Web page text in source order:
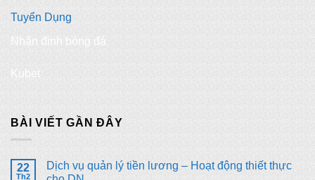
Tuyển Dụng
Nhận định bóng đá
Kubet
BÀI VIẾT GẦN ĐÂY
22
Th2
Dịch vụ quản lý tiền lương – Hoạt động thiết thực